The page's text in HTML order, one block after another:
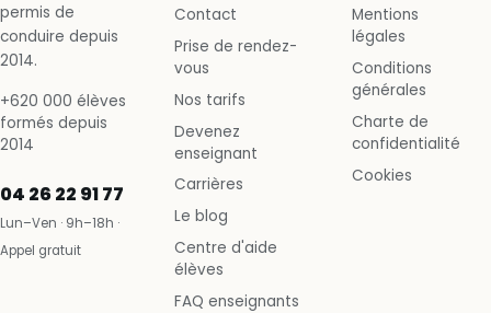
permis de
conduire depuis
2014.
+620 000 élèves
formés depuis
2014
04 26 22 91 77
Lun–Ven · 9h–18h ·
Appel gratuit
Contact
Prise de rendez-
vous
Nos tarifs
Devenez
enseignant
Carrières
Le blog
Centre d'aide
élèves
FAQ enseignants
Mentions
légales
Conditions
générales
Charte de
confidentialité
Cookies